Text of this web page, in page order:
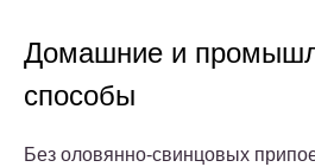
Домашние и
способы
Без оловянно-свинцовых